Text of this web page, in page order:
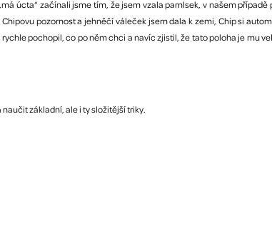
úcta“ začínali jsme tím, že jsem vzala pamlsek, v našem
pozornost a jehněčí váleček jsem dala k zemi, Chip si
pochopil, co po něm chci a navíc zjistil, že tato poloha je mu
základní, ale i ty složitější triky.